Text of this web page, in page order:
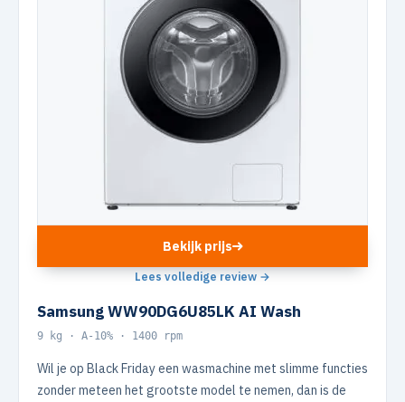
Bekijk prijs
Lees volledige review →
Samsung WW90DG6U85LK AI Wash
9 kg · A-10% · 1400 rpm
Wil je op Black Friday een wasmachine met slimme functies
zonder meteen het grootste model te nemen, dan is de